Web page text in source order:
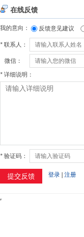
在线反馈
我的意向： 反馈意见建议
* 联系人：
微信：
* 详细说明：
* 验证码：
登录 | 注册